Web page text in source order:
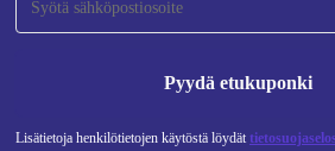
Pyydä etukuponki
Lisätietoja henkilötietojen käytöstä löydät
yhtäkään tarjousta.
- RETHINK NEW.